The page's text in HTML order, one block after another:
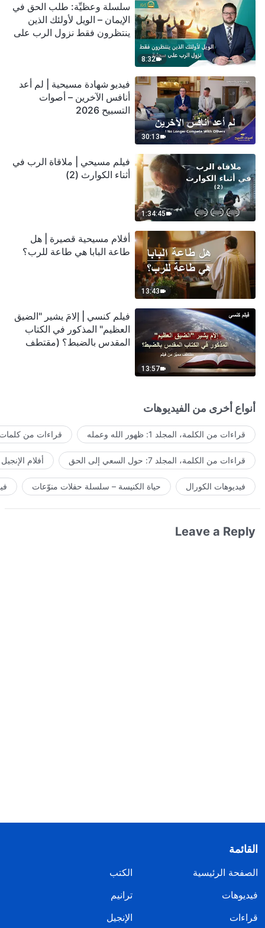
8:32
سلسلة وعظيِّة: طلب الحق في
الإيمان – الويل لأولئك الذين
ينتظرون فقط نزول الرب على
30:13
فيديو شهادة مسيحية | لم أعد
أنافس الآخرين – أصوات
التسبيح 2026
1:34:45
فيلم مسيحي | ملاقاة الرب في
أثناء الكوارث (2)
13:43
أفلام مسيحية قصيرة | هل
طاعة البابا هي طاعة للرب؟
13:57
فيلم كنسي | إلامَ يشير "الضيق
العظيم" المذكور في الكتاب
المقدس بالضبط؟ (مقتطف
أنواع أخرى من الفيديوهات
قراءات من الكلمة، المجلد 1: ظهور الله وعمله قراءات من كلمات
قراءات من الكلمة، المجلد 7: حول السعي إلى الحق أفلام الإنجيل
فيديوهات الكورال حياة الكنيسة – سلسلة حفلات منوّعات
Leave a Reply
القائمة
الصفحة الرئيسية
الكتب
فيديوهات
ترانيم
قراءات
الإنجيل